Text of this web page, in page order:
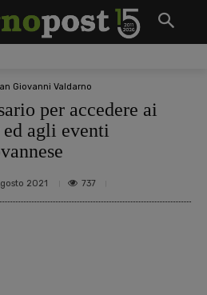
Giovanni Valdarno
per accedere ai
agli eventi
2021 737